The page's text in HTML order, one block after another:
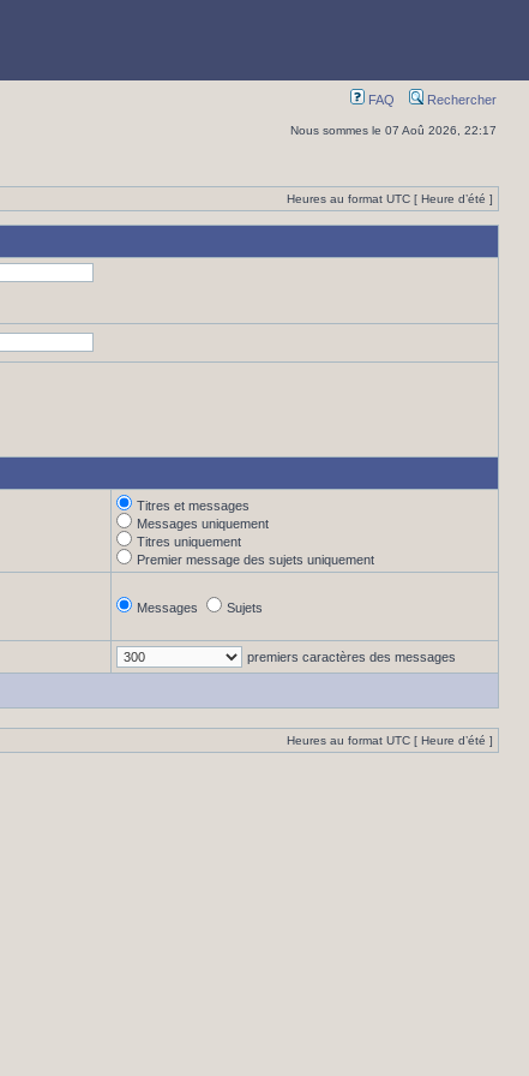
FAQ Rechercher
Nous sommes le 07 Aoû 2026, 22:17
Heures au format UTC [ Heure d’été ]
Titres et messages
Messages uniquement
Titres uniquement
Premier message des sujets uniquement
Messages Sujets
premiers caractères des messages
Heures au format UTC [ Heure d’été ]